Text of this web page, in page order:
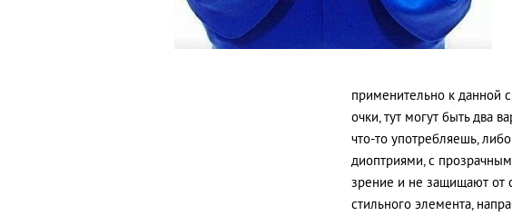
применительно к данной
очки, тут могут быть два
что-то употребляешь,
диоптриями, с
зрение и не защищают от
стильного элемента,